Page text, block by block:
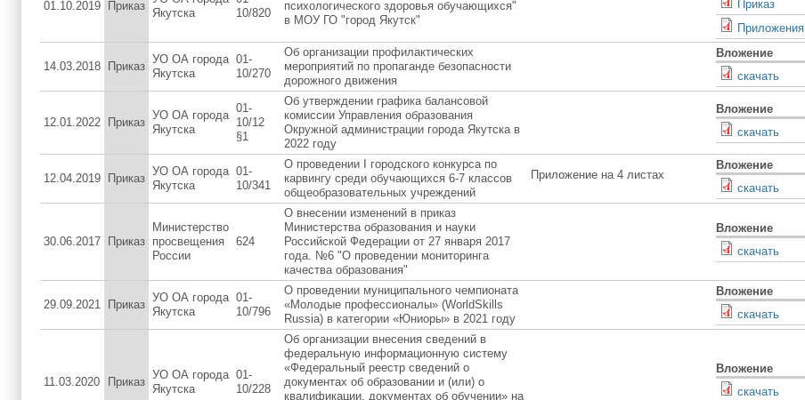
01.10.2019 Приказ
Якутска
10/820
психологического здоровья обучающихся"
в МОУ ГО "город Якутск"
Приказ
Приложения
14.03.2018 Приказ
УО ОА города
Якутска
01-
10/270
Об организации профилактических
мероприятий по пропаганде безопасности
дорожного движения
Вложение
скачать
12.01.2022 Приказ
УО ОА города
Якутска
01-
10/12
§1
Об утверждении графика балансовой
комиссии Управления образования
Окружной администрации города Якутска в
2022 году
Вложение
скачать
12.04.2019 Приказ
УО ОА города
Якутска
01-
10/341
О проведении I городского конкурса по
карвингу среди обучающихся 6-7 классов
общеобразовательных учреждений
Приложение на 4 листах
Вложение
скачать
30.06.2017 Приказ
Министерство
просвещения
России
624
О внесении изменений в приказ
Министерства образования и науки
Российской Федерации от 27 января 2017
года. №6 "О проведении мониторинга
качества образования"
Вложение
скачать
29.09.2021 Приказ
УО ОА города
Якутска
01-
10/796
О проведении муниципального чемпионата
«Молодые профессионалы» (WorldSkills
Russia) в категории «Юниоры» в 2021 году
Вложение
скачать
11.03.2020 Приказ
УО ОА города
Якутска
01-
10/228
Об организации внесения сведений в
федеральную информационную систему
«Федеральный реестр сведений о
документах об образовании и (или) о
квалификации, документах об обучении» на
Вложение
cкачать